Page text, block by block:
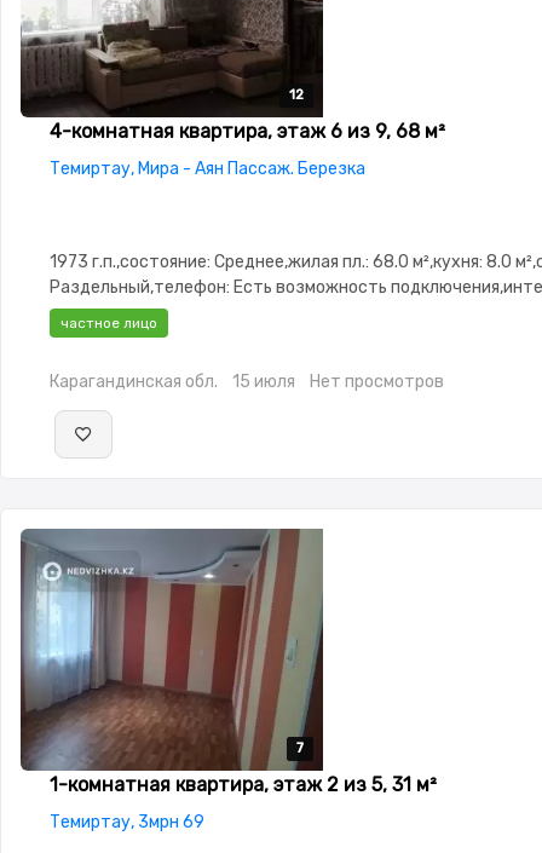
12
12
12
12
12
4-комнатная квартира, этаж 6 из 9, 68 м²
Темиртау, Мира - Аян Пассаж. Березка
1973 г.п.,состояние: Среднее,жилая пл.: 68.0 м²,кухня: 8.0
Раздельный,телефон: Есть возможность
Проводной,Частично меблирована,Частично
охраняемая стоянка,Домофон,Комнаты изолированы,Новая
частное лицо
Карагандинская обл. 15 июля Нет просмотров
7
7
7
7
7
1-комнатная квартира, этаж 2 из 5, 31 м²
Темиртау, 3мрн 69